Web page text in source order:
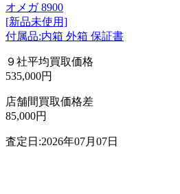
オメガ 8900
[新品未使用]
付属品:内箱 外箱 保証書
９社平均買取価格
535,000円
店舗間買取価格差
85,000円
査定日:2026年07月07日